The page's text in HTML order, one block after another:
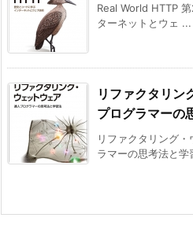
Real World HTTP
ターネットとウェ ...
リファクタリン
プログラマーの
リファクタリング
ラマーの思考法と